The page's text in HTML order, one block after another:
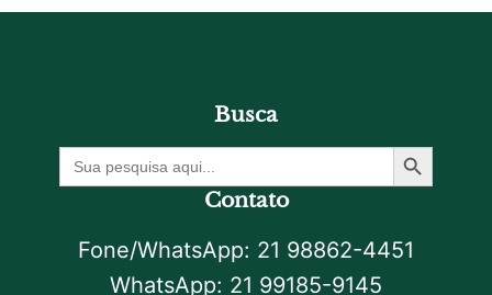
Busca
Procurar
por:
Botão De Pesquisa
Contato
Fone/WhatsApp: 21 98862-4451
WhatsApp: 21 99185-9145